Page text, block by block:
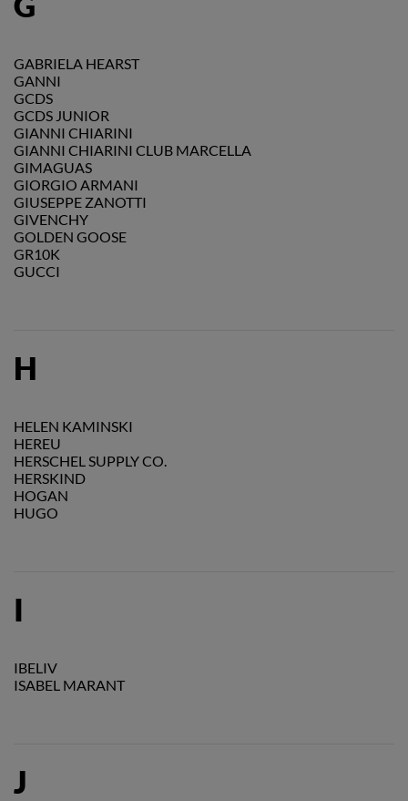
GABRIELA HEARST
GANNI
GCDS
GCDS JUNIOR
GIANNI CHIARINI
GIANNI CHIARINI CLUB MARCELLA
GIMAGUAS
GIORGIO ARMANI
GIUSEPPE ZANOTTI
GIVENCHY
GOLDEN GOOSE
GR10K
GUCCI
H
HELEN KAMINSKI
HEREU
HERSCHEL SUPPLY CO.
HERSKIND
HOGAN
HUGO
I
IBELIV
ISABEL MARANT
J